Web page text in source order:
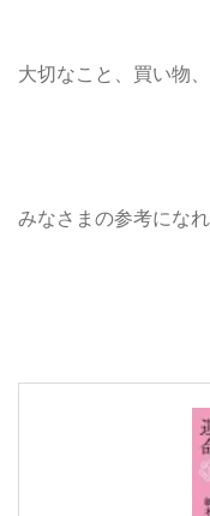
大切なこと、買い物
みなさまの参考にな